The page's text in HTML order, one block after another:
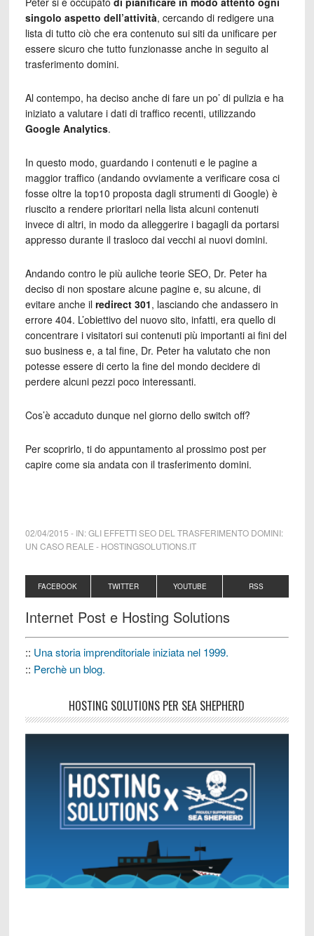
singolo aspetto dell’attività, cercando di redigere una
lista di tutto ciò che era contenuto sui siti da unificare per
essere sicuro che tutto funzionasse anche in seguito al
trasferimento domini.
Al contempo, ha deciso anche di fare un po’ di pulizia e ha
iniziato a valutare i dati di traffico recenti, utilizzando
Google Analytics.
In questo modo, guardando i contenuti e le pagine a
maggior traffico (andando ovviamente a verificare cosa ci
fosse oltre la top10 proposta dagli strumenti di Google) è
riuscito a rendere prioritari nella lista alcuni contenuti
invece di altri, in modo da alleggerire i bagagli da portarsi
appresso durante il trasloco dai vecchi ai nuovi domini.
Andando contro le più auliche teorie SEO, Dr. Peter ha
deciso di non spostare alcune pagine e, su alcune, di
evitare anche il redirect 301, lasciando che andassero in
errore 404. L’obiettivo del nuovo sito, infatti, era quello di
concentrare i visitatori sui contenuti più importanti ai fini del
suo business e, a tal fine, Dr. Peter ha valutato che non
potesse essere di certo la fine del mondo decidere di
perdere alcuni pezzi poco interessanti.
Cos’è accaduto dunque nel giorno dello switch off?
Per scoprirlo, ti do appuntamento al prossimo post per
capire come sia andata con il trasferimento domini.
02/04/2015 - IN:GLI EFFETTI SEO DEL TRASFERIMENTO DOMINI:
UN CASO REALE- HOSTINGSOLUTIONS.IT
FACEBOOK TWITTER YOUTUBE RSS
Internet Post e Hosting Solutions
:: Una storia imprenditoriale iniziata nel 1999.
:: Perchè un blog.
HOSTING SOLUTIONS PER SEA SHEPHERD